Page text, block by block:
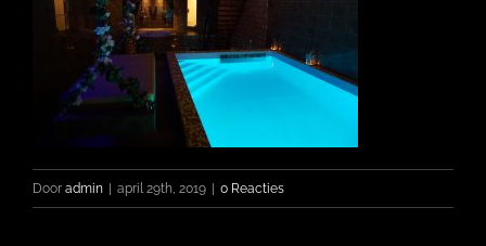
OPENINGSTIJDEN
CONTACT
Door admin april 29th, 2019 0 Reacties